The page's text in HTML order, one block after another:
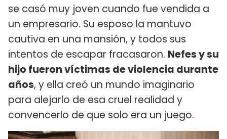
se casó muy joven cuando fue vendida a
un empresario. Su esposo la mantuvo
cautiva en una mansión, y todos sus
intentos de escapar fracasaron. Nefes y su
hijo fueron víctimas de violencia durante
años, y ella creó un mundo imaginario
para alejarlo de esa cruel realidad y
convencerlo de que solo era un juego.